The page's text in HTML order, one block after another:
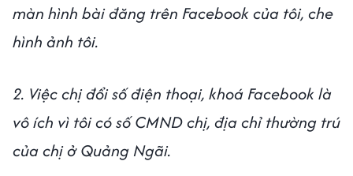
màn hình bài đăng trên Facebook của tôi, che
hình ảnh tôi.
2. Việc chị đổi số điện thoại, khoá Facebook là
vô ích vì tôi có số CMND chị, địa chỉ thường trú
của chị ở Quảng Ngãi.